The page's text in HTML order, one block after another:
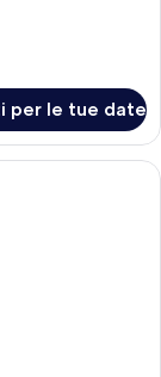
per le tue date
di alta qualità,